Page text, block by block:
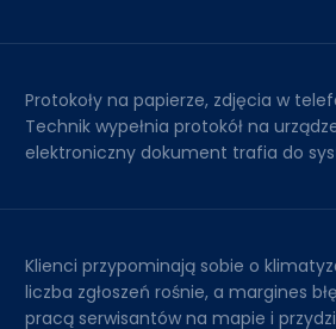
Protokoły na papierze, zdjęcia w
Technik wypełnia protokół na
elektroniczny dokument trafia do
Klienci przypominają sobie o
liczba zgłoszeń rośnie, a margines
pracą serwisantów na mapie i